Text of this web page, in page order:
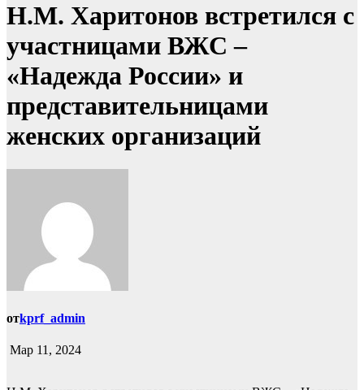
Н.М. Харитонов встретился с
участницами ВЖС –
«Надежда России» и
представительницами
женских организаций
отkprf_admin
Мар 11, 2024